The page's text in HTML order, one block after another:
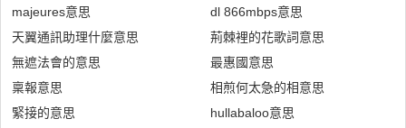
majeures意思
天翼通訊助理什麼意思
無遮法會的意思
稟報意思
緊接的意思
dl 866mbps意思
荊棘裡的花歌詞意思
最惠國意思
相煎何太急的相意思
hullabaloo意思